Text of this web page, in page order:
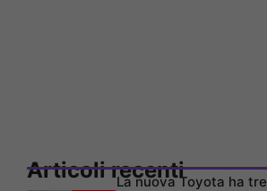
Articoli recentiLa nuova Toyota ha tre